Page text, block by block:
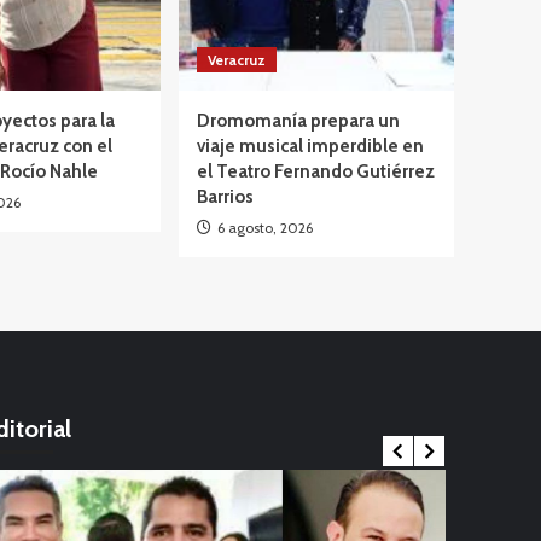
para la
con el
Nahle
Veracruz
Dromomanía prepara un
viaje musical imperdible en
el Teatro Fernando Gutiérrez
Barrios
6 agosto, 2026